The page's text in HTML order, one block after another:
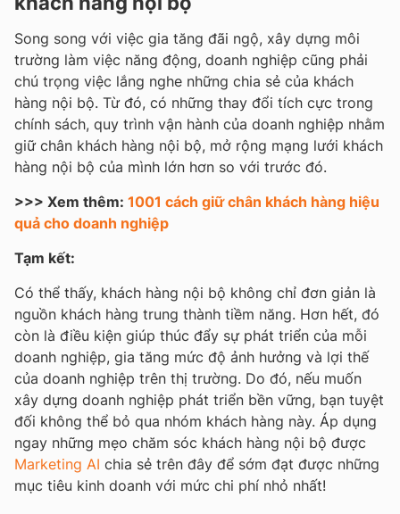
Song song với việc gia tăng đãi ngộ, xây dựng môi
trường làm việc năng động, doanh nghiệp cũng phải
chú trọng việc lắng nghe những chia sẻ của khách
hàng nội bộ. Từ đó, có những thay đổi tích cực trong
chính sách, quy trình vận hành của doanh nghiệp nhằm
giữ chân khách hàng nội bộ, mở rộng mạng lưới khách
hàng nội bộ của mình lớn hơn so với trước đó.
>>> Xem thêm: 1001 cách giữ chân khách hàng hiệu
quả cho doanh nghiệp
Tạm kết:
Có thể thấy, khách hàng nội bộ không chỉ đơn giản là
nguồn khách hàng trung thành tiềm năng. Hơn hết, đó
còn là điều kiện giúp thúc đẩy sự phát triển của mỗi
doanh nghiệp, gia tăng mức độ ảnh hưởng và lợi thế
của doanh nghiệp trên thị trường. Do đó, nếu muốn
xây dựng doanh nghiệp phát triển bền vững, bạn tuyệt
đối không thể bỏ qua nhóm khách hàng này. Áp dụng
ngay những mẹo chăm sóc khách hàng nội bộ được
Marketing AI chia sẻ trên đây để sớm đạt được những
mục tiêu kinh doanh với mức chi phí nhỏ nhất!